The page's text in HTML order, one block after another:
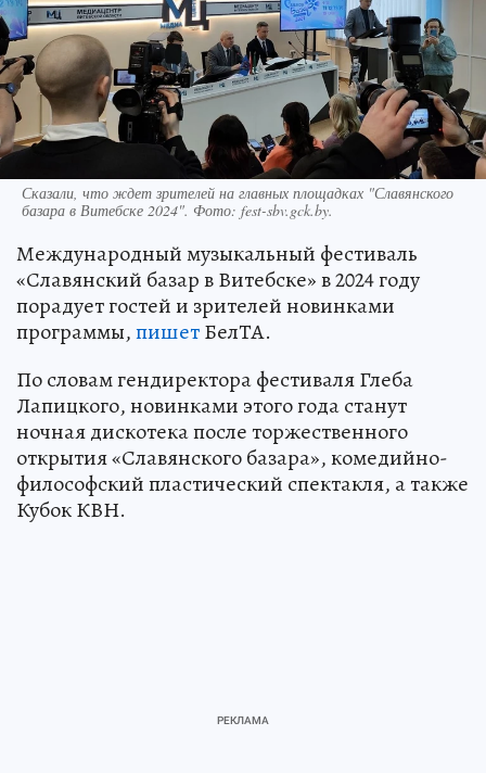
Сказали, что ждет зрителей на главных площадках "Славянского
базара в Витебске 2024". Фото: fest-sbv.gck.by.
Международный музыкальный фестиваль
«Славянский базар в Витебске» в 2024 году
порадует гостей и зрителей новинками
программы,пишетБелТА.
По словам гендиректора фестиваля Глеба
Лапицкого, новинками этого года станут
ночная дискотека после торжественного
открытия «Славянского базара», комедийно-
философский пластический спектакля, а также
Кубок КВН.